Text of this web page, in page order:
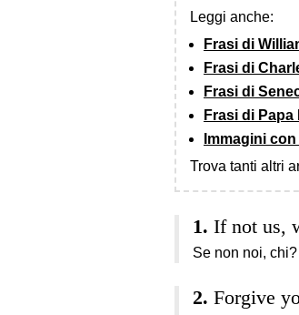
Leggi anche:
Frasi di
Frasi di
Frasi di
Frasi di
Immagini
Trova tanti altri
If not us,
Se non noi,
Forgive